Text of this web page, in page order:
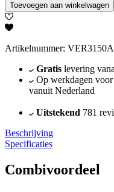
Toevoegen aan winkelwagen
Artikelnummer:
Gratislevering
Op werkdagen voor
vanuit Nederland
Uitstekend 781
Beschrijving
Specificaties
Combivoordeel